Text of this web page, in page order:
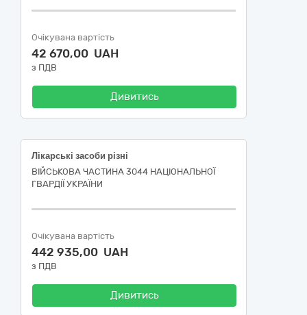
Очікувана вартість
42 670,00 UAH
з ПДВ
Дивитись
Лікарські засоби різні
ВІЙСЬКОВА ЧАСТИНА 3044 НАЦІОНАЛЬНОЇ
ГВАРДІЇ УКРАЇНИ
Очікувана вартість
442 935,00 UAH
з ПДВ
Дивитись